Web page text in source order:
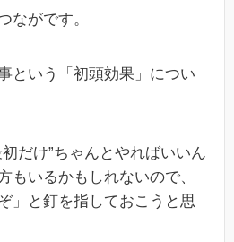
ながです。
という「初頭効果」につい
だけ”ちゃんとやればいいん
もいるかもしれないので、
」と釘を指しておこうと思